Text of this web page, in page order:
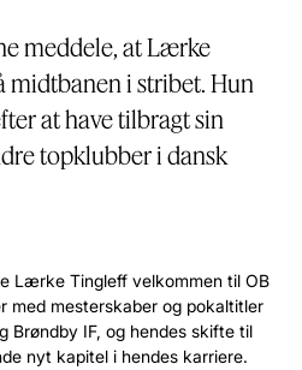
meddele, at Lærke
midtbanen i stribet. Hun
at have tilbragt sin
topklubber i dansk
Lærke Tingleff velkommen til OB
med mesterskaber og pokaltitler
Brøndby IF, og hendes skifte til
nyt kapitel i hendes karriere.